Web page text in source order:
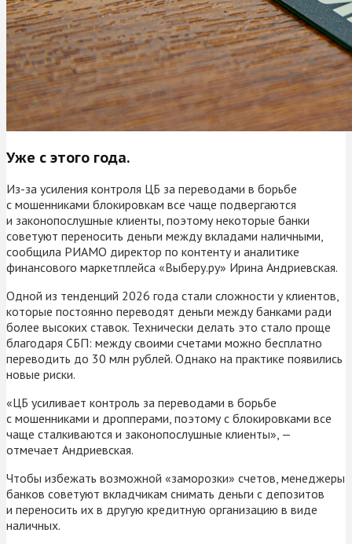
Уже с этого года.
Из-за усиления контроля ЦБ за переводами в борьбе
с мошенниками блокировкам все чаще подвергаются
и законопослушные клиенты, поэтому некоторые банки
советуют переносить деньги между вкладами наличными,
сообщила РИАМО директор по контенту и аналитике
финансового маркетплейса «Выберу.ру» Ирина Андриевская.
Одной из тенденций 2026 года стали сложности у клиентов,
которые постоянно переводят деньги между банками ради
более высоких ставок. Технически делать это стало проще
благодаря СБП: между своими счетами можно бесплатно
переводить до 30 млн рублей. Однако на практике появились
новые риски.
«ЦБ усиливает контроль за переводами в борьбе
с мошенниками и дропперами, поэтому с блокировками все
чаще сталкиваются и законопослушные клиенты», —
отмечает Андриевская.
Чтобы избежать возможной «заморозки» счетов, менеджеры
банков советуют вкладчикам снимать деньги с депозитов
и переносить их в другую кредитную организацию в виде
наличных.